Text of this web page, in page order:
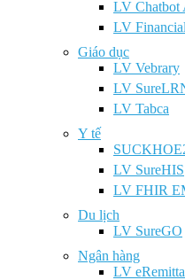
LV Chatbot
LV
Giáo dục
LV Vebrary
LV
LV Tabca
Y tế
LV SureHIS
LV FHIR
Du lịch
LV SureGO
Ngân hàng
LV